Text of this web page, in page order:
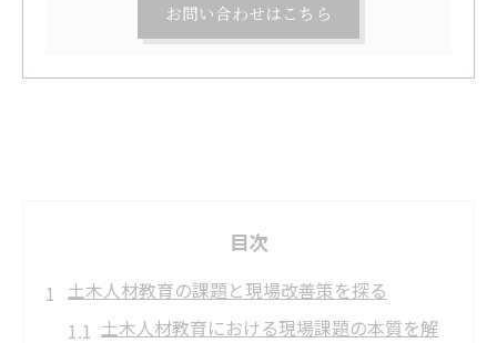
お問い合わせはこちら
目次
土木人材教育の課題と現場改善策を探る
土木人材教育における現場課題の本質を解